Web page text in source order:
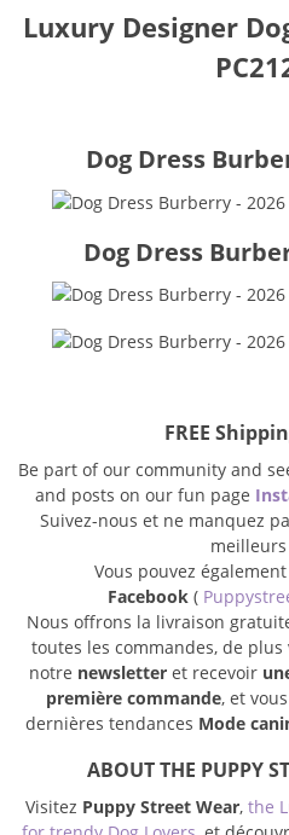
Luxury Designer
Dog Dress
Dog Dress
FREE
Be part of our community and
and posts on our fun page
Suivez-nous et ne manquez
Vous pouvez également
Facebook (
Nous offrons la livraison
toutes les commandes, de
notre newsletter et recevoir
première commande, et
dernières tendances Mode
ABOUT THE PUPPY
Visitez Puppy Street Wear, the